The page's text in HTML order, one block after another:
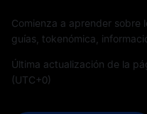
Comienza a aprender sobre
guías, tokenómica,
Última actualización de la
(UTC+0)